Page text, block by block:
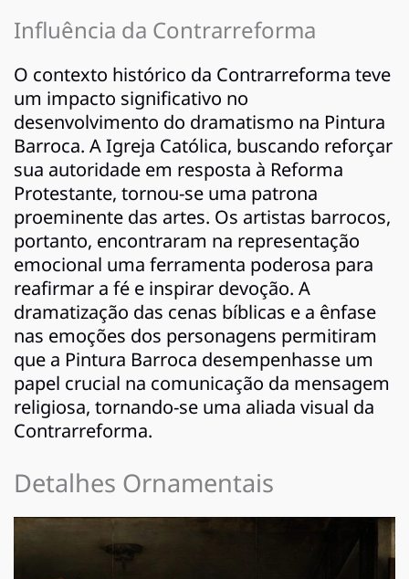
Influência da Contrarreforma
O contexto histórico da Contrarreforma teve
um impacto significativo no
desenvolvimento do dramatismo na Pintura
Barroca. A Igreja Católica, buscando reforçar
sua autoridade em resposta à Reforma
Protestante, tornou-se uma patrona
proeminente das artes. Os artistas barrocos,
portanto, encontraram na representação
emocional uma ferramenta poderosa para
reafirmar a fé e inspirar devoção. A
dramatização das cenas bíblicas e a ênfase
nas emoções dos personagens permitiram
que a Pintura Barroca desempenhasse um
papel crucial na comunicação da mensagem
religiosa, tornando-se uma aliada visual da
Contrarreforma.
Detalhes Ornamentais